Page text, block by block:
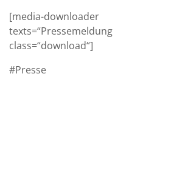
[media-downloader
texts=“Pressemeldung
class=“download“]
Presse